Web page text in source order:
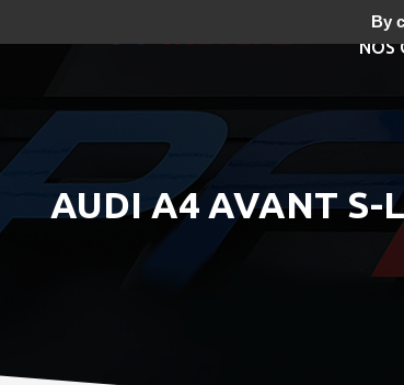
NOS
AUDI A4 AVANT S-
By